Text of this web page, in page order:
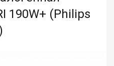
190W+ (Philips